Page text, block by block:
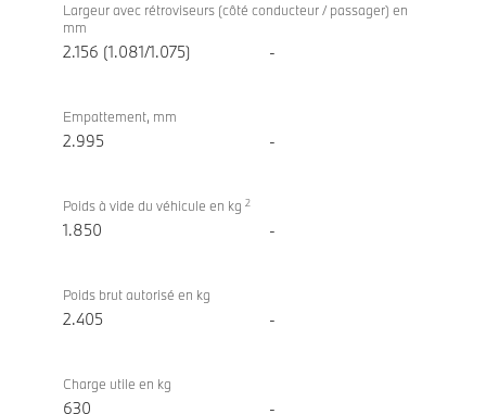
Largeur avec rétroviseurs (côté conducteur / passager) en
mm
2.156 (1.081/1.075) -
Empattement, mm
2.995 -
Poids à vide du véhicule en kg 2
1.850 -
Poids brut autorisé en kg
2.405 -
Charge utile en kg
630 -